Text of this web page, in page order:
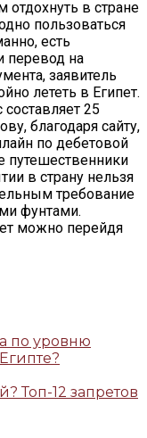
в стране
пользоваться
есть
перевод на
заявитель
лететь в Египет.
25
благодаря сайту,
по дебетовой
путешественники
в страну нельзя
требование
фунтами.
можно перейдя
по уровню
Топ-12 запретов